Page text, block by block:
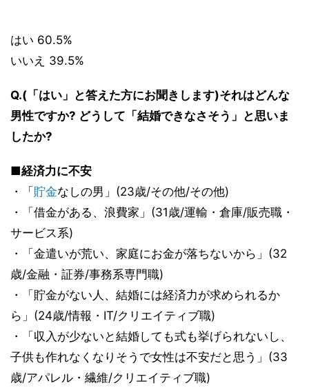
はい 60.5%
いいえ 39.5%
Q.(「はい」と答えた方にお聞きします)それはどんな
男性ですか? どうして「結婚できなさそう」と思いま
したか?
■経済力に不安
・「 貯金なしの男」(23歳/その他/その他)
・「借金がある、浪費家」(31歳/運輸・倉庫/販売職・
サービス系)
・「金遣いが荒い、家庭にお金が落ちないから」(32
歳/金融・証券/事務系専門職)
・「貯金がない人、結婚には経済力が求められるか
ら」(24歳/情報・IT/クリエイティブ職)
・「収入が少ないと結婚しても式も挙げられないし、
子供も作れなくなりそうで女性は不安だと思う」(33
歳/アパレル・繊維/クリエイティブ職)